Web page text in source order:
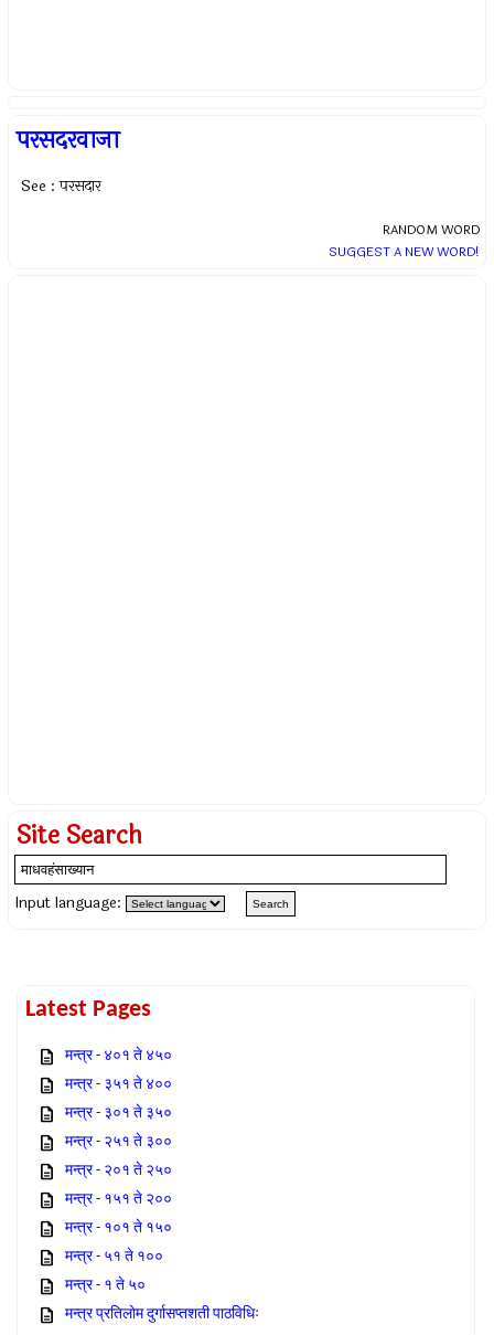
परसदरवाजा
See : परसदार
RANDOM WORD
SUGGEST A NEW WORD!
Site Search
Input language:
Latest Pages
मन्त्र - ४०१ ते ४५०
मन्त्र - ३५१ ते ४००
मन्त्र - ३०१ ते ३५०
मन्त्र - २५१ ते ३००
मन्त्र - २०१ ते २५०
मन्त्र - १५१ ते २००
मन्त्र - १०१ ते १५०
मन्त्र - ५१ ते १००
मन्त्र - १ ते ५०
मन्त्र प्रतिलोम दुर्गासप्तशती पाठविधिः